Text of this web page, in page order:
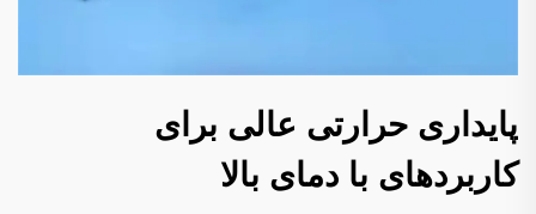
پایداری حرارتی عالی برای
کاربردهای با دمای بالا